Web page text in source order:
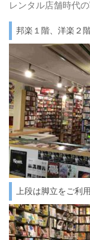
レンタル店舗時代
邦楽１階、洋楽２階
上段は脚立をご利